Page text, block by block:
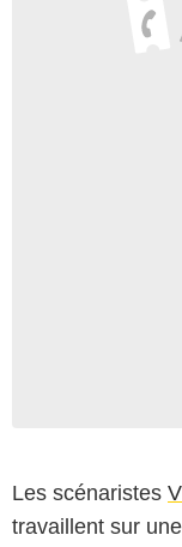
Les scénaristes
travaillent sur